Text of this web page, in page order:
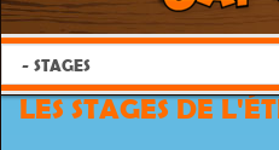
LES STAGES DE